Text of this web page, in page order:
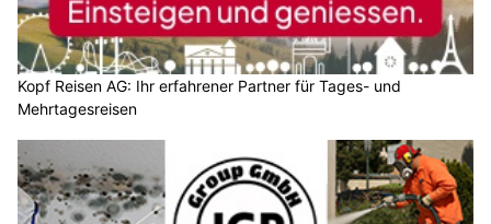
Kopf Reisen AG: Ihr erfahrener Partner für Tages- und
Mehrtagesreisen